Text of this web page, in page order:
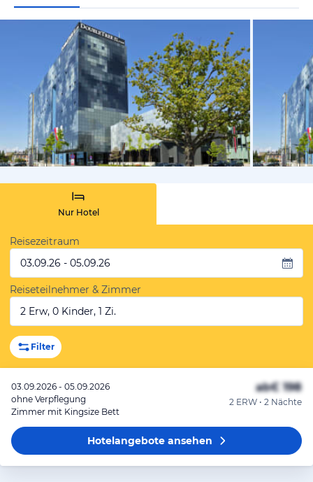
vom
Nur Hotel
Reisezeitraum
03.09.26 - 05.09.26
Reiseteilnehmer & Zimmer
2 Erw, 0 Kinder, 1 Zi.
Filter
03.09.2026 - 05.09.2026
ohne Verpflegung
Zimmer mit Kingsize Bett
ab€ 198
2 ERW • 2 Nächte
Hotelangeboteansehen